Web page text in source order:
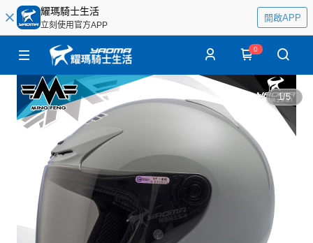
耀瑪騎士生活
立刻使用官方APP
開啟APP
0
1/5